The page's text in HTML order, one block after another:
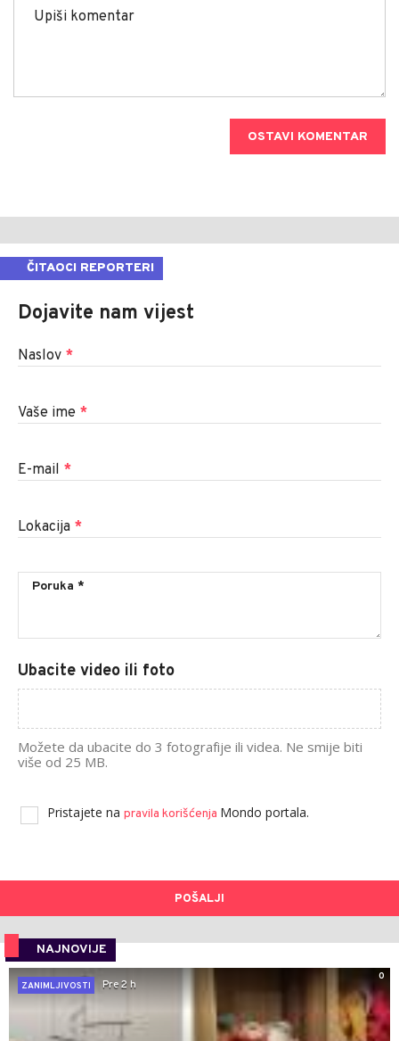
OSTAVI KOMENTAR
ČITAOCI REPORTERI
Dojavite nam vijest
Naslov *
Vaše ime *
E-mail *
Lokacija *
Ubacite video ili foto
Možete da ubacite do 3 fotografije ili videa. Ne smije biti
više od 25 MB.
Pristajete na pravila korišćenja Mondo portala.
POŠALJI
NAJNOVIJE
0
ZANIMLJIVOSTI
Pre 2 h